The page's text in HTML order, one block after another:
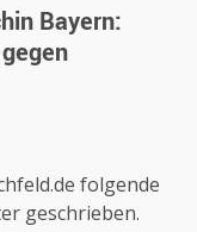
Bayern:
folgende
geschrieben.